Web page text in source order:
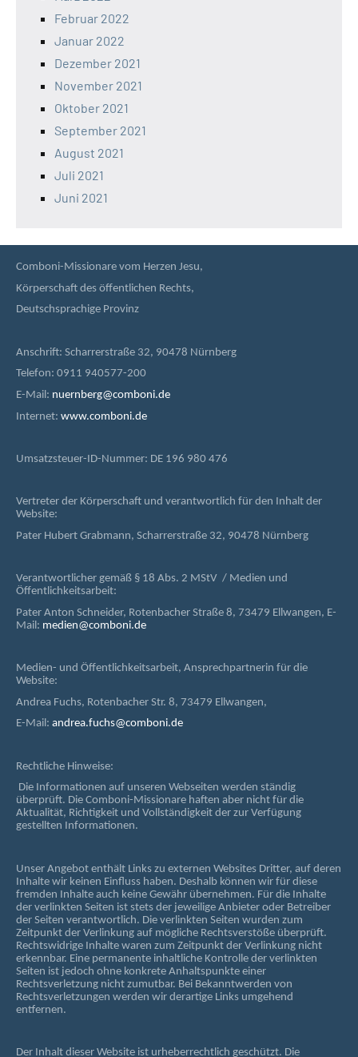
Februar 2022
Januar 2022
Dezember 2021
November 2021
Oktober 2021
September 2021
August 2021
Juli 2021
Juni 2021
Comboni-Missionare vom Herzen Jesu,
Körperschaft des öffentlichen Rechts,
Deutschsprachige Provinz
Anschrift: Scharrerstraße 32, 90478 Nürnberg
Telefon: 0911 940577-200
E-Mail: nuernberg@comboni.de
Internet: www.comboni.de
Umsatzsteuer-ID-Nummer: DE 196 980 476
Vertreter der Körperschaft und verantwortlich für den Inhalt der
Website:
Pater Hubert Grabmann, Scharrerstraße 32, 90478 Nürnberg
Verantwortlicher gemäß § 18 Abs. 2 MStV / Medien und
Öffentlichkeitsarbeit:
Pater Anton Schneider, Rotenbacher Straße 8, 73479 Ellwangen, E-
Mail: medien@comboni.de
Medien- und Öffentlichkeitsarbeit, Ansprechpartnerin für die
Website:
Andrea Fuchs, Rotenbacher Str. 8, 73479 Ellwangen,
E-Mail: andrea.fuchs@comboni.de
Rechtliche Hinweise:
Die Informationen auf unseren Webseiten werden ständig
überprüft. Die Comboni-Missionare haften aber nicht für die
Aktualität, Richtigkeit und Vollständigkeit der zur Verfügung
gestellten Informationen.
Unser Angebot enthält Links zu externen Websites Dritter, auf deren
Inhalte wir keinen Einfluss haben. Deshalb können wir für diese
fremden Inhalte auch keine Gewähr übernehmen. Für die Inhalte
der verlinkten Seiten ist stets der jeweilige Anbieter oder Betreiber
der Seiten verantwortlich. Die verlinkten Seiten wurden zum
Zeitpunkt der Verlinkung auf mögliche Rechtsverstöße überprüft.
Rechtswidrige Inhalte waren zum Zeitpunkt der Verlinkung nicht
erkennbar. Eine permanente inhaltliche Kontrolle der verlinkten
Seiten ist jedoch ohne konkrete Anhaltspunkte einer
Rechtsverletzung nicht zumutbar. Bei Bekanntwerden von
Rechtsverletzungen werden wir derartige Links umgehend
entfernen.
Der Inhalt dieser Website ist urheberrechtlich geschützt. Die